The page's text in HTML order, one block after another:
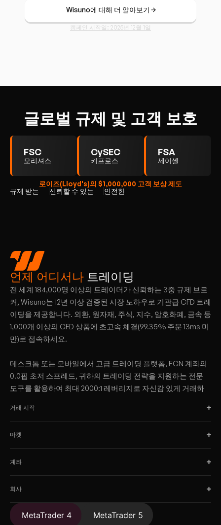
Wisuno에 대해 더 알아보기
캠페인 시작일: 2025년 12월 1일
글로벌 규제 및 고객 보호
FSC
모리셔스
CySEC
키프로스
FSA
세이셸
로이즈(Lloyd's)의 $1,000,000 고객 보상 제도
규제 받는
신뢰할 수 있는 안전한
언제 어디서나 트레이딩
전 세계 184,000명 이상의 트레이더가 신뢰하는 3중 규제 브로
커, Wisuno는 12년 이상 검증된 시장 노하우로 기관급 CFD 트레
이딩을 제공합니다. 외환, 원자재, 주식, 지수, 암호화폐, 금속 등
1,000개 이상의 CFD 상품에 초고속 체결(99.35% 주문 13ms 미
만)로 접속하세요.
데스크톱 또는 모바일에서 고급 트레이딩 플랫폼, ECN 계좌의
0.0핍 초저 스프레드, 귀하의 트레이딩 전략을 지원하는 전문
도구를 활용하여 최대 2000:1 레버리지로 자신감 있게 거래하
거래 시작
마켓
계좌
회사
MetaTrader 4 MetaTrader 5